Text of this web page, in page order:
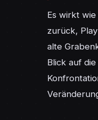
Es wirkt
zurück,
alte
Blick auf